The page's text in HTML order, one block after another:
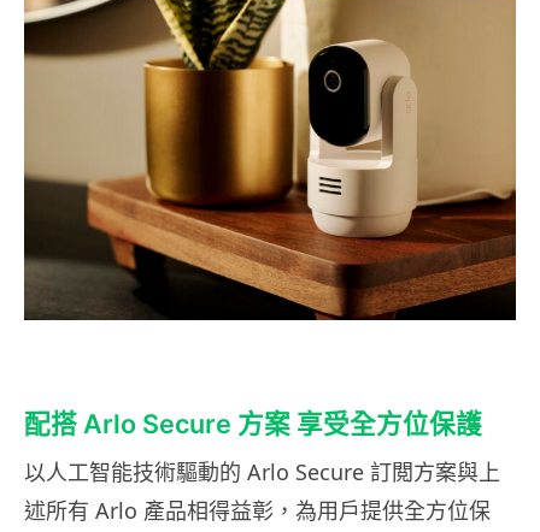
配搭 Arlo Secure 方案 享受全方位保護
以人工智能技術驅動的 Arlo Secure 訂閲方案與上
述所有 Arlo 產品相得益彰，為用戶提供全方位保